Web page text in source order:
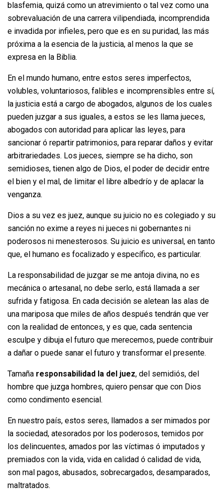
blasfemia, quizá como un atrevimiento o tal vez como una
sobrevaluación de una carrera vilipendiada, incomprendida
e invadida por infieles, pero que es en su puridad, las más
próxima a la esencia de la justicia, al menos la que se
expresa en la Biblia.
En el mundo humano, entre estos seres imperfectos,
volubles, voluntariosos, falibles e incomprensibles entre sí,
la justicia está a cargo de abogados, algunos de los cuales
pueden juzgar a sus iguales, a estos se les llama jueces,
abogados con autoridad para aplicar las leyes, para
sancionar ó repartir patrimonios, para reparar daños y evitar
arbitrariedades. Los jueces, siempre se ha dicho, son
semidioses, tienen algo de Dios, el poder de decidir entre
el bien y el mal, de limitar el libre albedrío y de aplacar la
venganza.
Dios a su vez es juez, aunque su juicio no es colegiado y su
sanción no exime a reyes ni jueces ni gobernantes ni
poderosos ni menesterosos. Su juicio es universal, en tanto
que, el humano es focalizado y específico, es particular.
La responsabilidad de juzgar se me antoja divina, no es
mecánica o artesanal, no debe serlo, está llamada a ser
sufrida y fatigosa. En cada decisión se aletean las alas de
una mariposa que miles de años después tendrán que ver
con la realidad de entonces, y es que, cada sentencia
esculpe y dibuja el futuro que merecemos, puede contribuir
a dañar o puede sanar el futuro y transformar el presente.
Tamaña responsabilidad la del juez, del semidiós, del
hombre que juzga hombres, quiero pensar que con Dios
como condimento esencial.
En nuestro país, estos seres, llamados a ser mimados por
la sociedad, atesorados por los poderosos, temidos por
los delincuentes, amados por las víctimas ó imputados y
premiados con la vida, vida en calidad ó calidad de vida,
son mal pagos, abusados, sobrecargados, desamparados,
maltratados.